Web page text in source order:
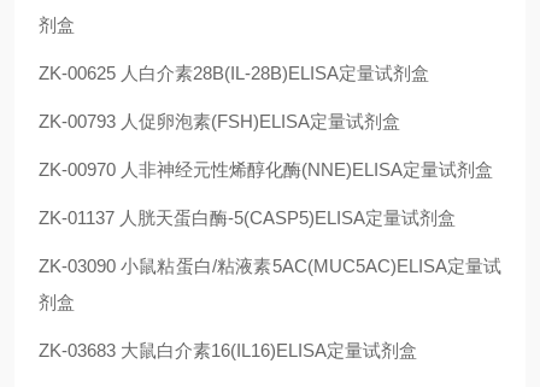
剂盒
ZK-00625 人白介素28B(IL-28B)ELISA定量试剂盒
ZK-00793 人促卵泡素(FSH)ELISA定量试剂盒
ZK-00970 人非神经元性烯醇化酶(NNE)ELISA定量试剂盒
ZK-01137 人胱天蛋白酶-5(CASP5)ELISA定量试剂盒
ZK-03090 小鼠粘蛋白/粘液素5AC(MUC5AC)ELISA定量试
剂盒
ZK-03683 大鼠白介素16(IL16)ELISA定量试剂盒